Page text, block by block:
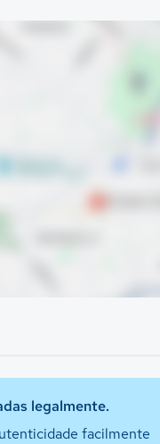
legalmente.
facilmente